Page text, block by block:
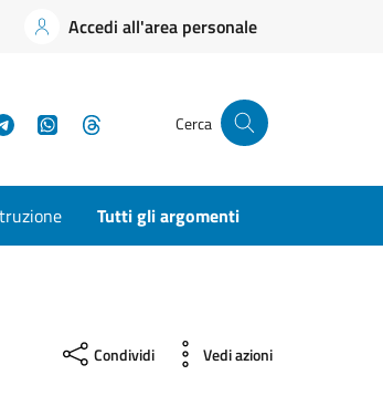
Accedi all'area personale
TelegramWhatsApp Cerca
Tutti gli argomenti
Condividi Vedi azioni